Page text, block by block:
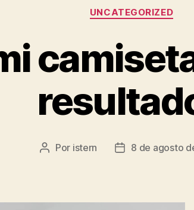
Categorías
UNCATEGORIZED
Autor
Por istern
Fecha8 de agosto